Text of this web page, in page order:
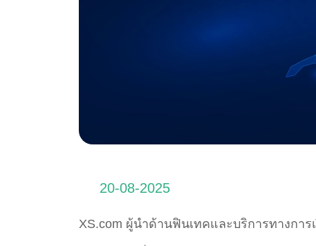
20-08-2025
XS.com ผู้นำด้านฟินเทคและบริการทางการ